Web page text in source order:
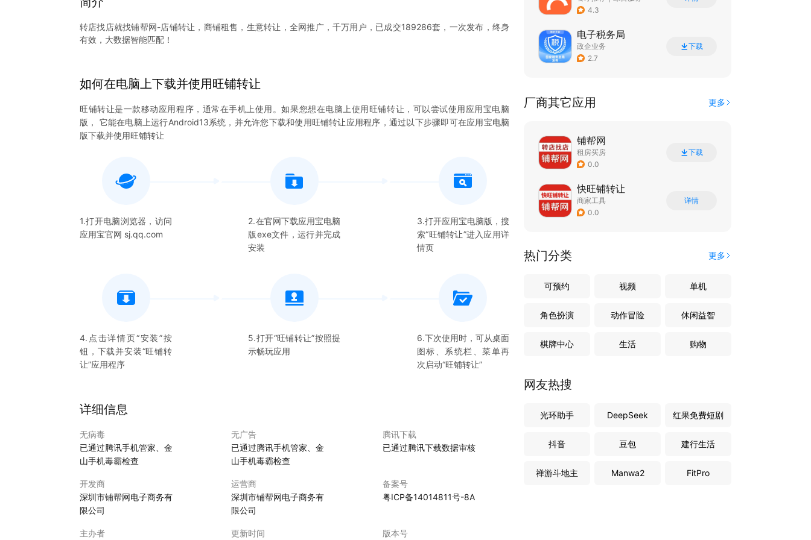
转店找店就找铺帮网-店铺转让，商铺租售，生意转让，全网推广，千万用户，已成交189286套，一次发布，终身
有效，大数据智能匹配！
如何在电脑上下载并使用旺铺转让
旺铺转让是一款移动应用程序，通常在手机上使用。如果您想在电脑上使用旺铺转让 ，可以尝试使用应用宝电脑
版， 它能在电脑上运行Android13系统，并允许您下载和使用旺铺转让应用程序，通过以下步骤即可在应用宝电脑
版下载并使用旺铺转让
1.打开电脑浏览器，访问
应用宝官网 sj.qq.com
2.在官网下载应用宝电脑
版exe文件，运行并完成
安装
3.打开应用宝电脑版，搜
索“旺铺转让”进入应用详
情页
4.点击详情页“安装”按
钮，下载并安装“旺铺转
让”应用程序
5.打开“旺铺转让”按照提
示畅玩应用
6.下次使用时，可从桌面
图标、系统栏、菜单再
次启动“旺铺转让”
详细信息
无病毒
已通过腾讯手机管家、金
山手机毒霸检查
无广告
已通过腾讯手机管家、金
山手机毒霸检查
腾讯下载
已通过腾讯下载数据审核
开发商
深圳市铺帮网电子商务有
限公司
运营商
深圳市铺帮网电子商务有
限公司
备案号
粤ICP备14014811号-8A
主办者 更新时间 版本号
4.3
电子税务局
政企业务
2.7
下载
厂商其它应用 更多
铺帮网
租房买房
0.0
下载
快旺铺转让
商家工具
0.0
详情
热门分类 更多
可预约 视频 单机
角色扮演 动作冒险 休闲益智
棋牌中心 生活 购物
网友热搜
光环助手 DeepSeek 红果免费短剧
抖音 豆包 建行生活
禅游斗地主 Manwa2 FitPro